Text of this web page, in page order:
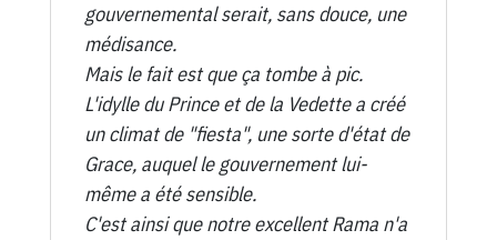
gouvernemental serait, sans douce, une
médisance.
Mais le fait est que ça tombe à pic.
L'idylle du Prince et de la Vedette a créé
un climat de "fiesta", une sorte d'état de
Grace, auquel le gouvernement lui-
même a été sensible.
C'est ainsi que notre excellent Rama n'a